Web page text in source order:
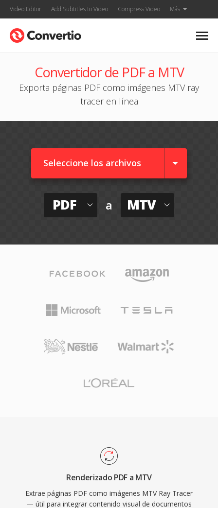
Video Editor Add Subtitles to Video Compress Video Más
Convertidor de PDF a MTV
Exporta páginas PDF como imágenes MTV ray
tracer en línea
Seleccione los archivos
PDF a MTV
Renderizado PDF a MTV
Extrae páginas PDF como imágenes MTV Ray Tracer
— útil para integrar contenido visual de documentos